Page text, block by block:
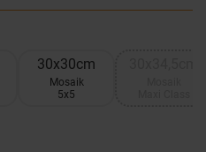
30x30cm
Mosaik
5x5